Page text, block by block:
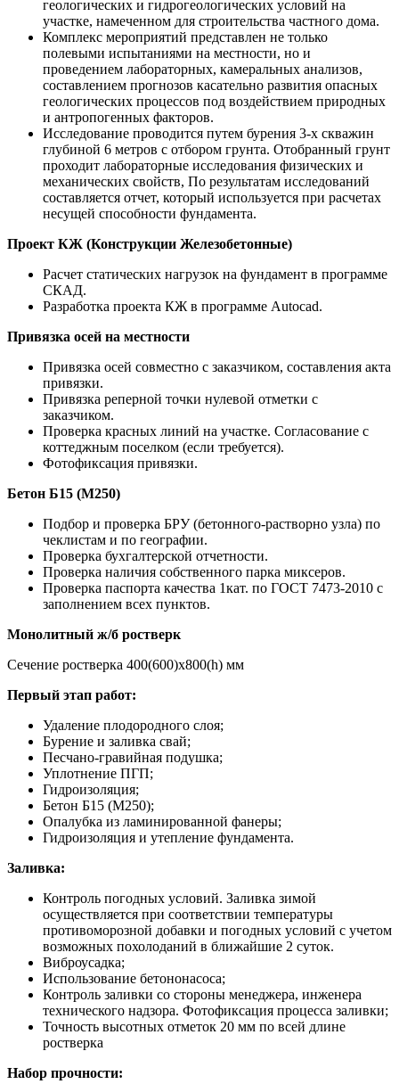
геологических и гидрогеологических условий на
участке, намеченном для строительства частного дома.
Комплекс мероприятий представлен не только
полевыми испытаниями на местности, но и
проведением лабораторных, камеральных анализов,
составлением прогнозов касательно развития опасных
геологических процессов под воздействием природных
и антропогенных факторов.
Исследование проводится путем бурения 3-х скважин
глубиной 6 метров с отбором грунта. Отобранный грунт
проходит лабораторные исследования физических и
механических свойств, По результатам исследований
составляется отчет, который используется при расчетах
несущей способности фундамента.
Проект КЖ (Конструкции Железобетонные)
Расчет статических нагрузок на фундамент в программе
СКАД.
Разработка проекта КЖ в программе Autocad.
Привязка осей на местности
Привязка осей совместно с заказчиком, составления акта
привязки.
Привязка реперной точки нулевой отметки с
заказчиком.
Проверка красных линий на участке. Согласование с
коттеджным поселком (если требуется).
Фотофиксация привязки.
Бетон Б15 (М250)
Подбор и проверка БРУ (бетонного-растворно узла) по
чеклистам и по географии.
Проверка бухгалтерской отчетности.
Проверка наличия собственного парка миксеров.
Проверка паспорта качества 1кат. по ГОСТ 7473-2010 с
заполнением всех пунктов.
Монолитный ж/б ростверк
Сечение ростверка 400(600)х800(h) мм
Первый этап работ:
Удаление плодородного слоя;
Бурение и заливка свай;
Песчано-гравийная подушка;
Уплотнение ПГП;
Гидроизоляция;
Бетон Б15 (М250);
Опалубка из ламинированной фанеры;
Гидроизоляция и утепление фундамента.
Заливка:
Контроль погодных условий. Заливка зимой
осуществляется при соответствии температуры
противоморозной добавки и погодных условий с учетом
возможных похолоданий в ближайшие 2 суток.
Виброусадка;
Использование бетононасоса;
Контроль заливки со стороны менеджера, инженера
технического надзора. Фотофиксация процесса заливки;
Точность высотных отметок 20 мм по всей длине
ростверка
Набор прочности: